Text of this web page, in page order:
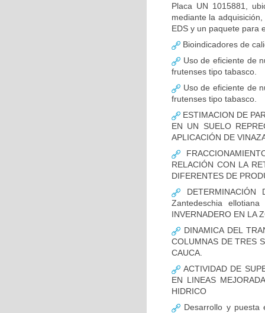
Placa UN 1015881,
mediante la
EDS y un paquete para
Bioindicadores de
Uso de eficiente de
frutenses tipo tabasco.
Uso de eficiente de
frutenses tipo tabasco.
ESTIMACION DE
EN UN SUELO
APLICACIÓN DE
RELACIÓN CON LA
DIFERENTES DE
DETERMINACIÓN
Zantedeschia
INVERNADERO EN LA
DINAMICA DEL
COLUMNAS DE TRES
CAUCA.
ACTIVIDAD DE
EN LINEAS
HIDRICO
Desarrollo y puesta